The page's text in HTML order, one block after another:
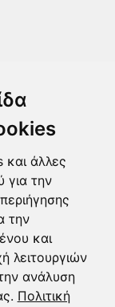
και άλλες
για την
την
και
λειτουργιών
ανάλυση
Πολιτική
της